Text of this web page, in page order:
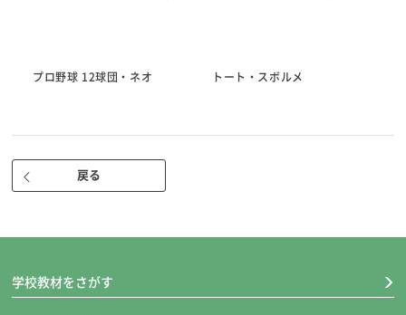
●指ぬき 短・長
●糸通し（スレダー）
●ひも通し
●リッパー（安心安全のキャップ付き。使いやすいサイズ）
プロ野球 12球団・ネオ トート・スボルメ
戻る
学校教材をさがす